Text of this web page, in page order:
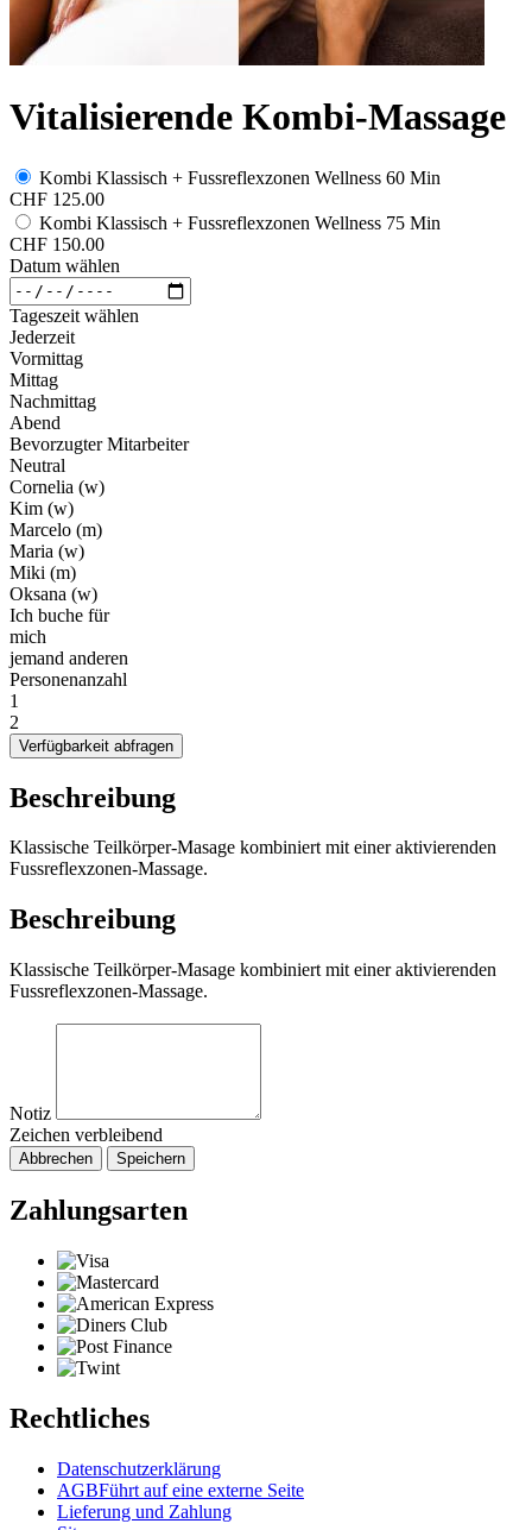
Vitalisierende Kombi-Massage
Kombi Klassisch + Fussreflexzonen Wellness 60 Min
CHF 125.00
Kombi Klassisch + Fussreflexzonen Wellness 75 Min
CHF 150.00
Datum wählen
Tageszeit wählen
Jederzeit
Vormittag
Mittag
Nachmittag
Abend
Bevorzugter Mitarbeiter
Neutral
Cornelia (w)
Kim (w)
Marcelo (m)
Maria (w)
Miki (m)
Oksana (w)
Ich buche für
mich
jemand anderen
Personenanzahl
1
2
Verfügbarkeit abfragen
Beschreibung
Klassische Teilkörper-Masage kombiniert mit einer aktivierenden
Fussreflexzonen-Massage.
Beschreibung
Klassische Teilkörper-Masage kombiniert mit einer aktivierenden
Fussreflexzonen-Massage.
Notiz
Zeichen verbleibend
Abbrechen Speichern
Zahlungsarten
Rechtliches
Datenschutzerklärung
AGBFührt auf eine externe Seite
Lieferung und Zahlung